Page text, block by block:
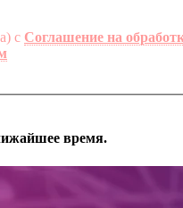
с Соглашение на
время.